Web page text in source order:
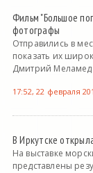
Фильм "Большое
фотографы
Отправились в
показать их
Дмитрий Меламед
17:52, 22 февраля
В Иркутске
На выставке
представлены